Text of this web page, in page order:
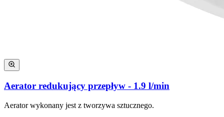
Aerator redukujący przepływ - 1.9 l/min
Aerator wykonany jest z tworzywa sztucznego.